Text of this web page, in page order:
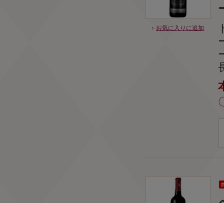
お気に入りに追加